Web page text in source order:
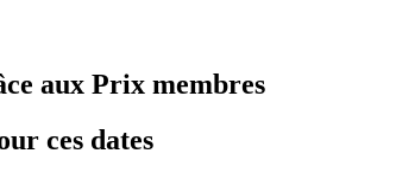
aux Prix membres
ces dates